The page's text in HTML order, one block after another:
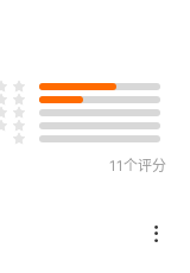
11个评分